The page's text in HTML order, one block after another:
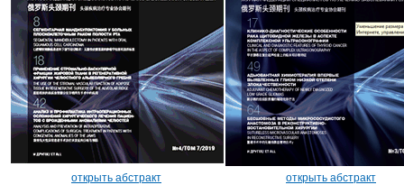
открыть абстракт открыть абстракт